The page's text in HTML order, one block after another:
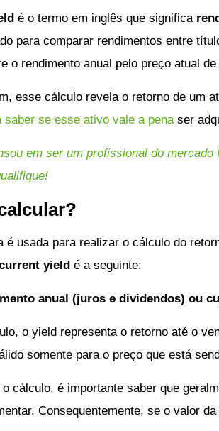
é o termo em inglês que significa
para comparar rendimentos entre
o rendimento anual pelo preço atual
esse cálculo revela o retorno de um
saber se esse ativo vale a penaser
em ser um profissional do
é usada para realizar o cálculo do
yield é a seguinte:
anual (juros e dividendos) ou
o yield representa o retorno até o
somente para o preço que está
cálculo, é importante saber que
Consequentemente, se o valor